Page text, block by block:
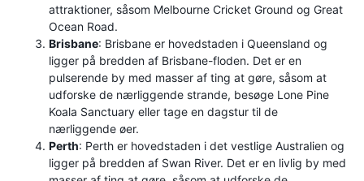
attraktioner, såsom Melbourne Cricket Ground og Great
Ocean Road.
Brisbane: Brisbane er hovedstaden i Queensland og
ligger på bredden af ​​Brisbane-floden. Det er en
pulserende by med masser af ting at gøre, såsom at
udforske de nærliggende strande, besøge Lone Pine
Koala Sanctuary eller tage en dagstur til de
nærliggende øer.
Perth: Perth er hovedstaden i det vestlige Australien og
ligger på bredden af ​​Swan River. Det er en livlig by med